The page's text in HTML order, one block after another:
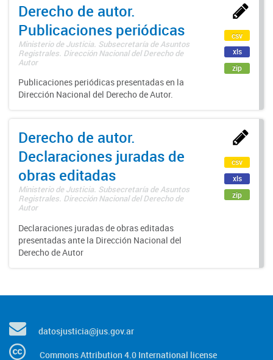
Derecho de autor.
Publicaciones periódicas
Ministerio de Justicia. Subsecretaría de Asuntos
Registrales. Dirección Nacional del Derecho de
Autor
Publicaciones periódicas presentadas en la
Dirección Nacional del Derecho de Autor.
csv
xls
zip
Derecho de autor.
Declaraciones juradas de
obras editadas
Ministerio de Justicia. Subsecretaría de Asuntos
Registrales. Dirección Nacional del Derecho de
Autor
Declaraciones juradas de obras editadas
presentadas ante la Dirección Nacional del
Derecho de Autor
csv
xls
zip
datosjusticia@jus.gov.ar
Commons Attribution 4.0 International license